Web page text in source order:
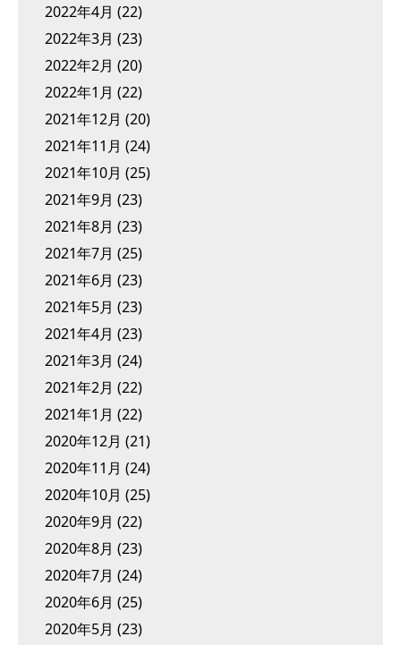
2022年4月 (22)
2022年3月 (23)
2022年2月 (20)
2022年1月 (22)
2021年12月 (20)
2021年11月 (24)
2021年10月 (25)
2021年9月 (23)
2021年8月 (23)
2021年7月 (25)
2021年6月 (23)
2021年5月 (23)
2021年4月 (23)
2021年3月 (24)
2021年2月 (22)
2021年1月 (22)
2020年12月 (21)
2020年11月 (24)
2020年10月 (25)
2020年9月 (22)
2020年8月 (23)
2020年7月 (24)
2020年6月 (25)
2020年5月 (23)